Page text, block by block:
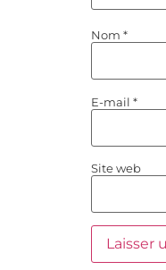
Nom *
E-mail *
Site web